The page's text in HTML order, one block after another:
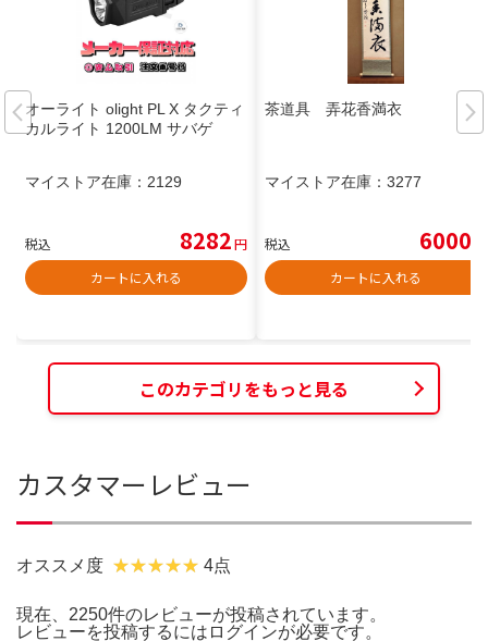
オーライト olight PL X タクティ
カルライト 1200LM サバゲ
マイストア在庫： 2129
税込 8282円
カートに入れる
茶道具 弄花香満衣
マイストア在庫： 3277
税込 6000
カートに入れる
このカテゴリをもっと見る
カスタマーレビュー
オススメ度 4点
現在、2250件のレビューが投稿されています。
レビューを投稿するには ログインが必要です。